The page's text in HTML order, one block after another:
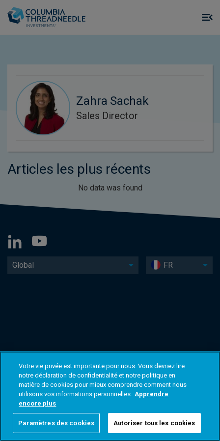
Zahra Sachak
Sales Director
Articles les plus récents
No data was found
Global FR
Votre vie privée est importante pour nous. Vous devriez lire
notre déclaration de confidentialité et notre politique en
matière de cookies pour mieux comprendre comment nous
utilisons vos informations personnelles. Apprendre
encore plus
Paramètres des cookies Autoriser tous les cookies